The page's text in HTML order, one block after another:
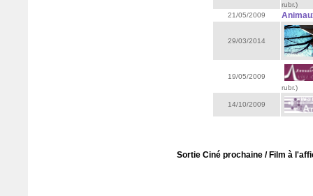
rubr.)
21/05/2009
29/03/2014
19/05/2009
rubr.)
14/10/2009
Sortie Ciné prochaine / Film à